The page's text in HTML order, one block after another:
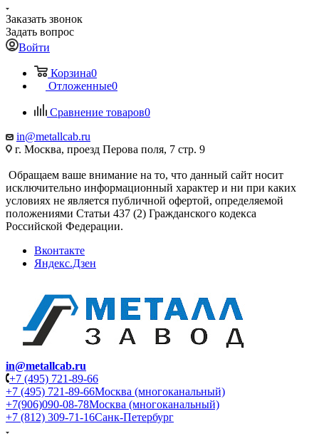
Заказать звонок
Задать вопрос
Войти
Корзина0
Отложенные0
Сравнение товаров0
in@metallcab.ru
г. Москва, проезд Перова поля, 7 стр. 9
Обращаем ваше внимание на то, что данный сайт носит
исключительно информационный характер и ни при каких
условиях не является публичной офертой, определяемой
положениями Статьи 437 (2) Гражданского кодекса
Российской Федерации.
Вконтакте
Яндекс.Дзен
in@metallcab.ru
+7 (495) 721-89-66
+7 (495) 721-89-66Москва (многоканальный)
+7(906)090-08-78Москва (многоканальный)
+7 (812) 309-71-16Санк-Петербург